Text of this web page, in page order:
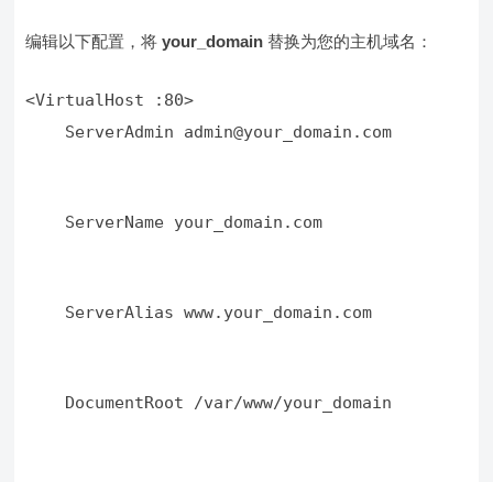
编辑以下配置，将your_domain 替换为您的主机域名：
    ServerAdmin admin@your_domain.com
    ServerName your_domain.com
    ServerAlias www.your_domain.com
    DocumentRoot /var/www/your_domain